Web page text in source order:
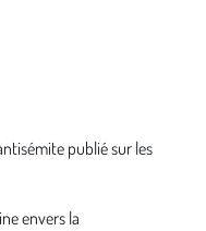
publié sur les
envers la